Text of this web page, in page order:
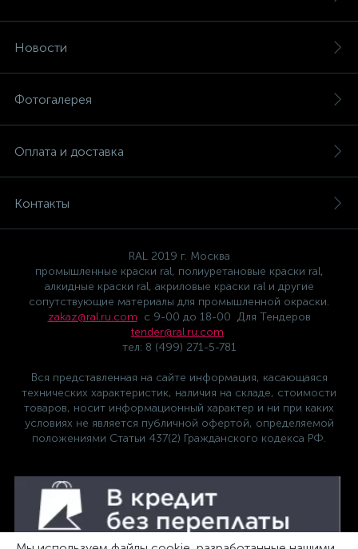
Новости
Фотогалерея
Оплата и доставка
Контакты
RAL 2019 г. Москва
промышленные краски ral, полиуретановые краски ral,
алкидные краски ral, акриловые краски ral и другие
сопутствующие материалы для промышленной окраски.
zakaz@ral.ru.com с 9-00 до 18-00 Для Тендеров
tender@ral.ru.com
тел: 8 (499) 271-5-781
Вся представленная на сайте информация, касающаяся
технических характеристик, наличия на складе, стоимости
товаров, носит информационный характер и ни при каких
условиях не является публичной офертой, определяемой
положениями Статьи 437(2) Гражданского кодекса РФ.